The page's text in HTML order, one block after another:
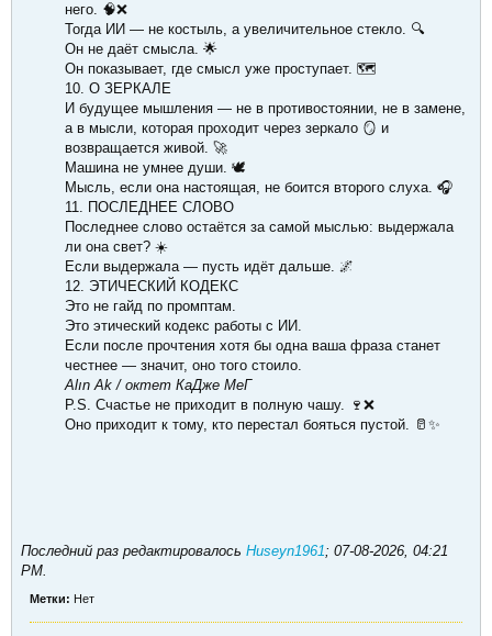
него. 🧠❌
Тогда ИИ — не костыль, а увеличительное стекло. 🔍
Он не даёт смысла. 🌟
Он показывает, где смысл уже проступает. 🗺
10. О ЗЕРКАЛЕ
И будущее мышления — не в противостоянии, не в замене,
а в мысли, которая проходит через зеркало 🪞 и
возвращается живой. 🚀
Машина не умнее души. 🕊
Мысль, если она настоящая, не боится второго слуха. 🎧
11. ПОСЛЕДНЕЕ СЛОВО
Последнее слово остаётся за самой мыслью: выдержала
ли она свет? ☀️
Если выдержала — пусть идёт дальше. 🌌
12. ЭТИЧЕСКИЙ КОДЕКС
Это не гайд по промптам.
Это этический кодекс работы с ИИ.
Если после прочтения хотя бы одна ваша фраза станет
честнее — значит, оно того стоило.
Alın Ak / октет КаДже МеГ
P.S. Счастье не приходит в полную чашу. 🍷❌
Оно приходит к тому, кто перестал бояться пустой. 🥛✨
Последний раз редактировалось Huseyn1961; 07-08-2026, 04:21
PM.
Метки: Нет